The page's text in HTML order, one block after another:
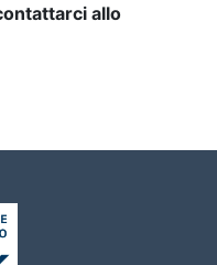
allo